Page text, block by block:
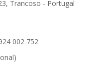
Trancoso - Portugal
002 752